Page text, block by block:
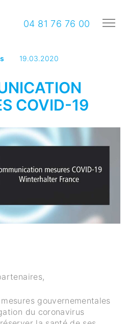
04 81 76 76 00
19.03.2020
COVID-19
gouvernementales
du coronavirus